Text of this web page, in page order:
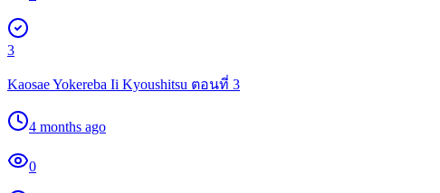
3
Kaosae Yokereba Ii Kyoushitsu ตอนที่ 3
4 months ago
0